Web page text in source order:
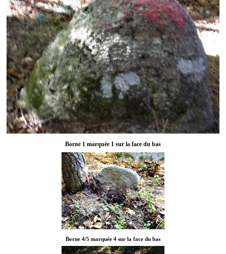
Borne 1 marquée 1 sur la face du bas
Borne 4/5 marquée 4 sur la face du bas